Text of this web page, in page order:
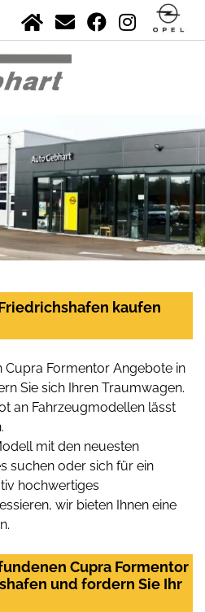
kaufen
Cupra Formentor Angebote in
Sie sich Ihren Traumwagen.
an Fahrzeugmodellen lässt
mit den neuesten
suchen oder sich für ein
hochwertiges
wir bieten Ihnen eine
Cupra Formentor
und fordern Sie Ihr